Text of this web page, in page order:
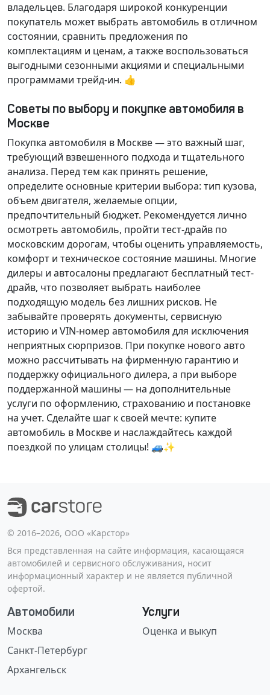
владельцев. Благодаря широкой конкуренции
покупатель может выбрать автомобиль в отличном
состоянии, сравнить предложения по
комплектациям и ценам, а также воспользоваться
выгодными сезонными акциями и специальными
программами трейд-ин. 👍
Советы по выбору и покупке автомобиля в
Москве
Покупка автомобиля в Москве — это важный шаг,
требующий взвешенного подхода и тщательного
анализа. Перед тем как принять решение,
определите основные критерии выбора: тип кузова,
объем двигателя, желаемые опции,
предпочтительный бюджет. Рекомендуется лично
осмотреть автомобиль, пройти тест-драйв по
московским дорогам, чтобы оценить управляемость,
комфорт и техническое состояние машины. Многие
дилеры и автосалоны предлагают бесплатный тест-
драйв, что позволяет выбрать наиболее
подходящую модель без лишних рисков. Не
забывайте проверять документы, сервисную
историю и VIN-номер автомобиля для исключения
неприятных сюрпризов. При покупке нового авто
можно рассчитывать на фирменную гарантию и
поддержку официального дилера, а при выборе
поддержанной машины — на дополнительные
услуги по оформлению, страхованию и постановке
на учет. Сделайте шаг к своей мечте: купите
автомобиль в Москве и наслаждайтесь каждой
поездкой по улицам столицы! 🚙✨
©️ 2016–2026, ООО «Карстор»
Вся представленная на сайте информация, касающаяся
автомобилей и сервисного обслуживания, носит
информационный характер и не является публичной
офертой.
Автомобили
Москва
Санкт-Петербург
Архангельск
Услуги
Оценка и выкуп